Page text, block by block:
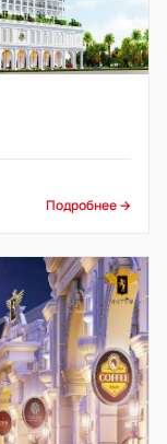
Подробнее →